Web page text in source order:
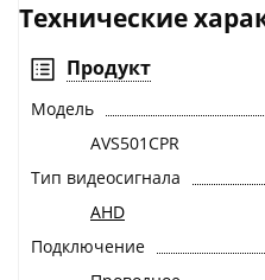
Технические
Продукт
Модель
AVS501CPR
Тип видеосигнала
AHD
Подключение